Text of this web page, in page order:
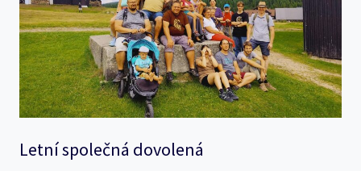
Letní společná dovolená